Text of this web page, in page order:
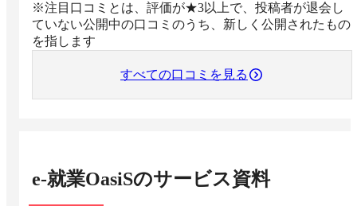
※注目口コミとは、評価が★3以上で、投稿者が退会し
ていない公開中の口コミのうち、新しく公開されたもの
を指します
すべての口コミを見る
e-就業OasiSのサービス資料